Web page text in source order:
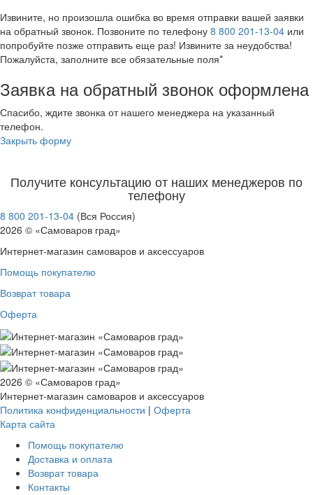
Извините, но произошла ошибка во время отправки вашей заявки
на обратный звонок. Позвоните по телефону 8 800 201-13-04 или
попробуйте позже отправить еще раз! Извините за неудобства!
Пожалуйста, заполните все обязательные поля*
Заявка на обратный звонок оформлена
Спасибо, ждите звонка от нашего менеджера на указанный
телефон.
Закрыть форму
Получите консультацию от наших менеджеров по
телефону
8 800 201-13-04 (Вся Россия)
2026 © «Самоваров град»
Интернет-магазин самоваров и аксессуаров
Помощь покупателю
Возврат товара
Оферта
2026 © «Самоваров град»
Интернет-магазин самоваров и аксессуаров
Политика конфиденциальности | Оферта
Карта сайта
Помощь покупателю
Доставка и оплата
Возврат товара
Контакты